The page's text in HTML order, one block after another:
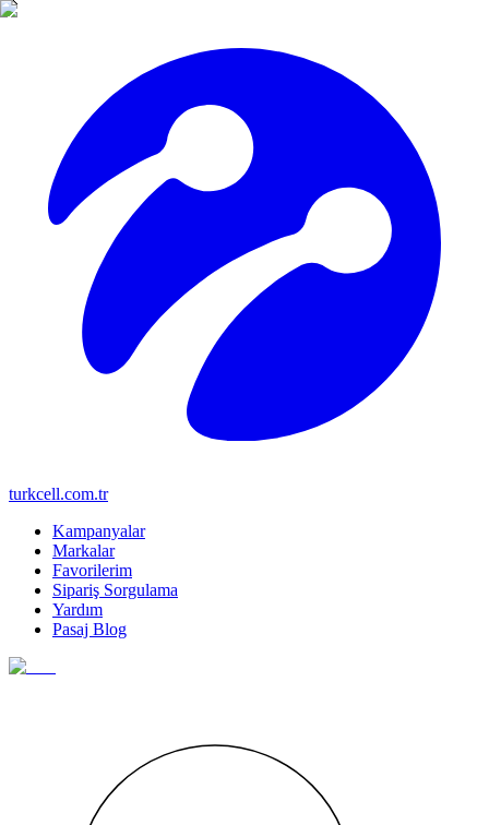
turkcell.com.tr
Kampanyalar
Markalar
Favorilerim
Sipariş Sorgulama
Yardım
Pasaj Blog